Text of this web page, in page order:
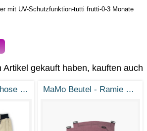
mit UV-Schutzfunktion-tutti frutti-0-3 Monate
Artikel gekauft haben, kauften auch
Ramie MaMo Beutel - Ramie Brombeer